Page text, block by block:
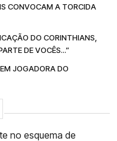
CONVOCAM A TORCIDA
DO CORINTHIANS,
DE VOCÊS...”
JOGADORA DO
no esquema de